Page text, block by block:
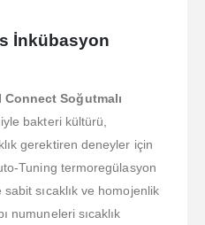
İnkübasyon
Connect Soğutmalı
bakteri kültürü,
gerektiren deneyler için
Tuning termoregülasyon
sıcaklık ve homojenlik
numuneleri sıcaklık